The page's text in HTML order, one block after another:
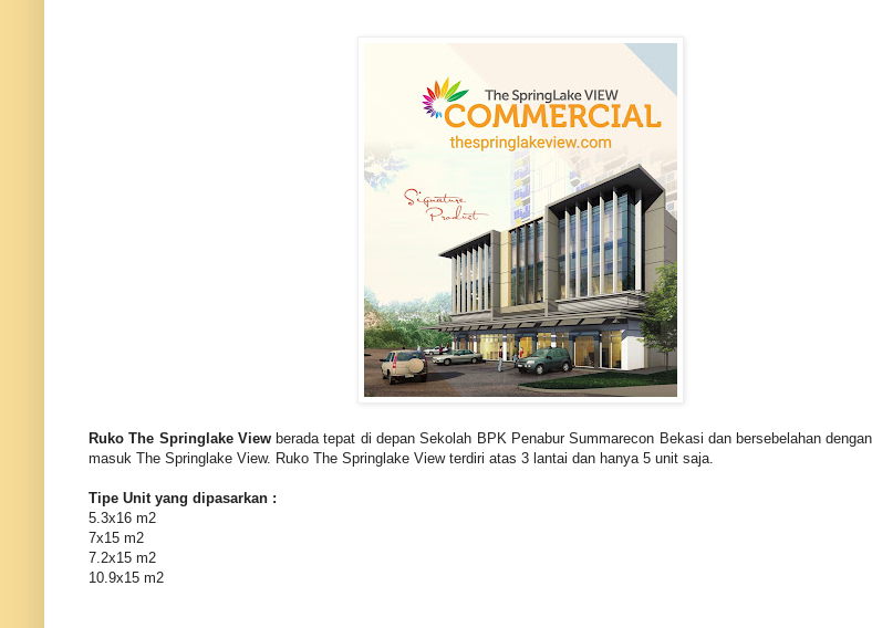
Ruko The Springlake Viewberada tepat di depan Sekolah BPK Penabur Summarecon Bekasi dan bersebelahan
masuk The Springlake View. Ruko The Springlake View terdiri atas 3 lantai dan hanya 5 unit saja.
Tipe Unit yang dipasarkan :
5.3x16 m2
7x15 m2
7.2x15 m2
10.9x15 m2